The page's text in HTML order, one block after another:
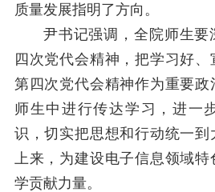
质量发展指明了方向。
尹书记强调，全院师生
四次党代会精神，把学习好
第四次党代会精神作为重要
师生中进行传达学习，进一
识，切实把思想和行动统一
上来，为建设电子信息领域
学贡献力量。